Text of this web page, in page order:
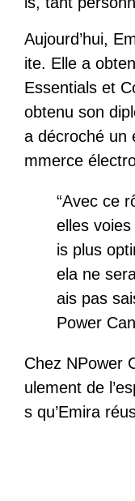
Aujourd’hui,
ite. Elle a
Essentials et
obtenu son
a décroché un
mmerce
“Avec ce
elles
is plus
ela ne
ais pas
Power
Chez NPower
ulement de
s qu’Emira